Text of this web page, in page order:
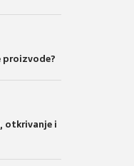
proizvode?
otkrivanje i